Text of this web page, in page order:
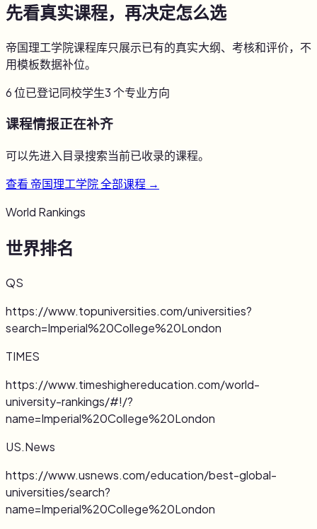
先看真实课程，再决定怎么选
帝国理工学院课程库只展示已有的真实大纲、考核和评价，不
用模板数据补位。
6位已登记同校学生3个专业方向
课程情报正在补齐
可以先进入目录搜索当前已收录的课程。
查看 帝国理工学院全部课程 →
World Rankings
世界排名
QS
https://www.topuniversities.com/universities?
search=Imperial%20College%20London
TIMES
https://www.timeshighereducation.com/world-
university-rankings/#!/?
name=Imperial%20College%20London
US.News
https://www.usnews.com/education/best-global-
universities/search?
name=Imperial%20College%20London